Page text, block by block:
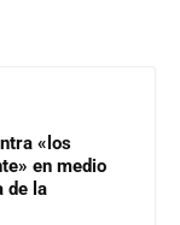
«los
en medio
de la